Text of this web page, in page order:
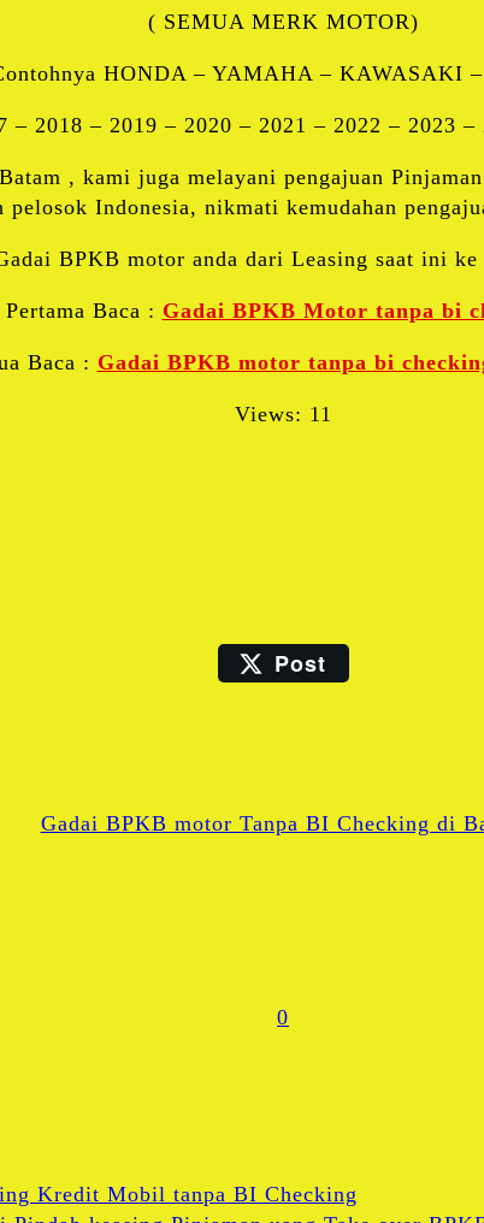
( SEMUA MERK MOTOR)
HONDA – YAMAHA – KAWASAKI
– 2018 – 2019 – 2020 – 2021 – 2022 – 2023 –
, kami juga melayani pengajuan
Indonesia, nikmati kemudahan
BPKB motor anda dari Leasing saat ini ke
Pertama Baca : Gadai BPKB Motor tanpa bi
Baca : Gadai BPKB motor tanpa bi
Views: 11
Email Post
Share
Gadai BPKB motor Tanpa BI Checking di
0